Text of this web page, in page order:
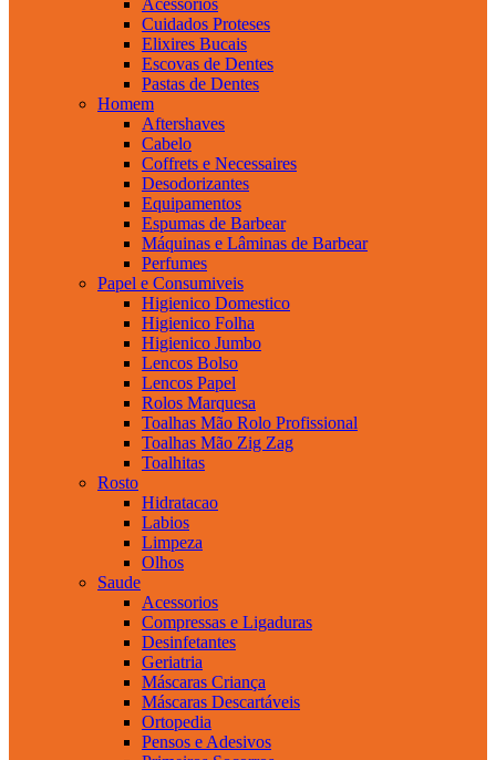
Cuidados Proteses
Elixires Bucais
Escovas de Dentes
Pastas de Dentes
Homem
Aftershaves
Cabelo
Coffrets e Necessaires
Desodorizantes
Equipamentos
Espumas de Barbear
Máquinas e Lâminas de Barbear
Perfumes
Papel e Consumiveis
Higienico Domestico
Higienico Folha
Higienico Jumbo
Lencos Bolso
Lencos Papel
Rolos Marquesa
Toalhas Mão Rolo Profissional
Toalhas Mão Zig Zag
Toalhitas
Rosto
Hidratacao
Labios
Limpeza
Olhos
Saude
Acessorios
Compressas e Ligaduras
Desinfetantes
Geriatria
Máscaras Criança
Máscaras Descartáveis
Ortopedia
Pensos e Adesivos